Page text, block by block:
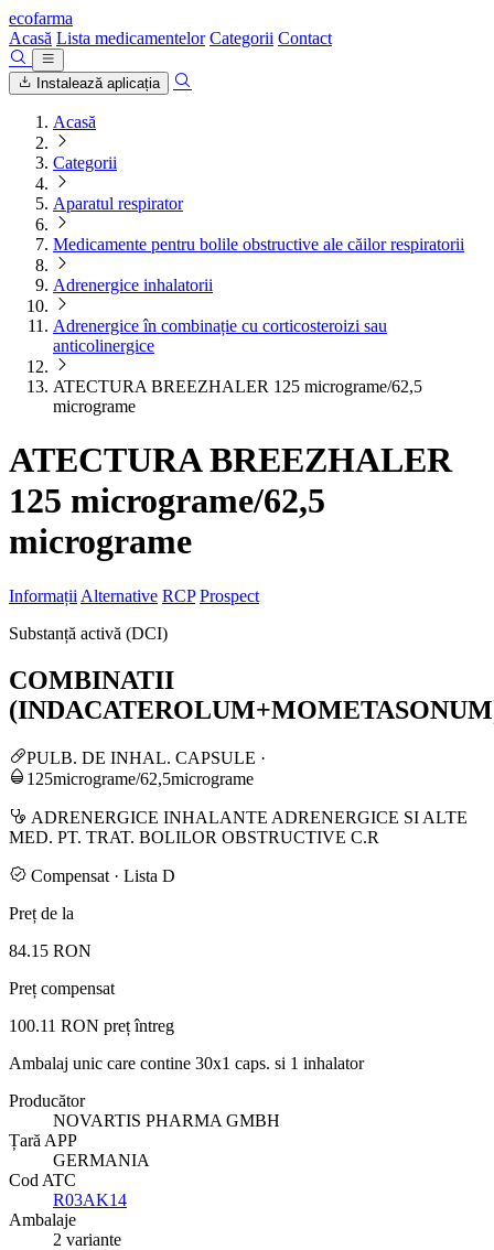
ecofarma
Acasă Lista medicamentelor Categorii Contact
Instalează aplicația
Acasă
Categorii
Aparatul respirator
Medicamente pentru bolile obstructive ale căilor respiratorii
Adrenergice inhalatorii
Adrenergice în combinație cu corticosteroizi sau
anticolinergice
ATECTURA BREEZHALER 125 micrograme/62,5
micrograme
ATECTURA BREEZHALER
125 micrograme/62,5
micrograme
Informații Alternative RCP Prospect
Substanță activă (DCI)
COMBINATII
PULB. DE INHAL. CAPSULE ·
125micrograme/62,5micrograme
ADRENERGICE INHALANTE ADRENERGICE SI ALTE
MED. PT. TRAT. BOLILOR OBSTRUCTIVE C.R
Compensat · Lista D
Preț de la
84.15 RON
Preț compensat
100.11 RON preț întreg
Ambalaj unic care contine 30x1 caps. si 1 inhalator
Producător
NOVARTIS PHARMA GMBH
Țară APP
GERMANIA
Cod ATC
R03AK14
Ambalaje
2 variante